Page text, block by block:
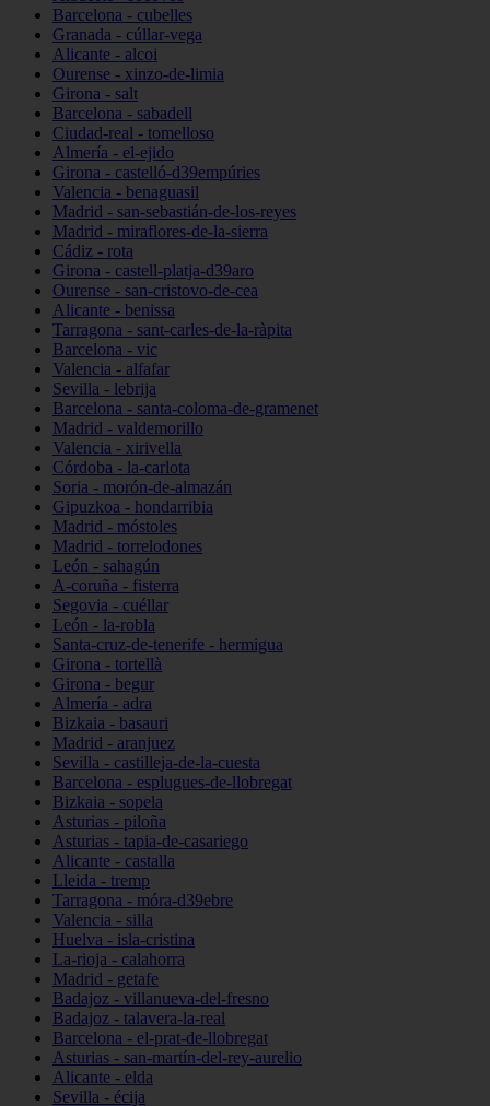
Barcelona - cubelles
Granada - cúllar-vega
Alicante - alcoi
Ourense - xinzo-de-limia
Girona - salt
Barcelona - sabadell
Ciudad-real - tomelloso
Almería - el-ejido
Girona - castelló-d39empúries
Valencia - benaguasil
Madrid - san-sebastián-de-los-reyes
Madrid - miraflores-de-la-sierra
Cádiz - rota
Girona - castell-platja-d39aro
Ourense - san-cristovo-de-cea
Alicante - benissa
Tarragona - sant-carles-de-la-ràpita
Barcelona - vic
Valencia - alfafar
Sevilla - lebrija
Barcelona - santa-coloma-de-gramenet
Madrid - valdemorillo
Valencia - xirivella
Córdoba - la-carlota
Soria - morón-de-almazán
Gipuzkoa - hondarribia
Madrid - móstoles
Madrid - torrelodones
León - sahagún
A-coruña - fisterra
Segovia - cuéllar
León - la-robla
Santa-cruz-de-tenerife - hermigua
Girona - tortellà
Girona - begur
Almería - adra
Bizkaia - basauri
Madrid - aranjuez
Sevilla - castilleja-de-la-cuesta
Barcelona - esplugues-de-llobregat
Bizkaia - sopela
Asturias - piloña
Asturias - tapia-de-casariego
Alicante - castalla
Lleida - tremp
Tarragona - móra-d39ebre
Valencia - silla
Huelva - isla-cristina
La-rioja - calahorra
Madrid - getafe
Badajoz - villanueva-del-fresno
Badajoz - talavera-la-real
Barcelona - el-prat-de-llobregat
Asturias - san-martín-del-rey-aurelio
Alicante - elda
Sevilla - écija